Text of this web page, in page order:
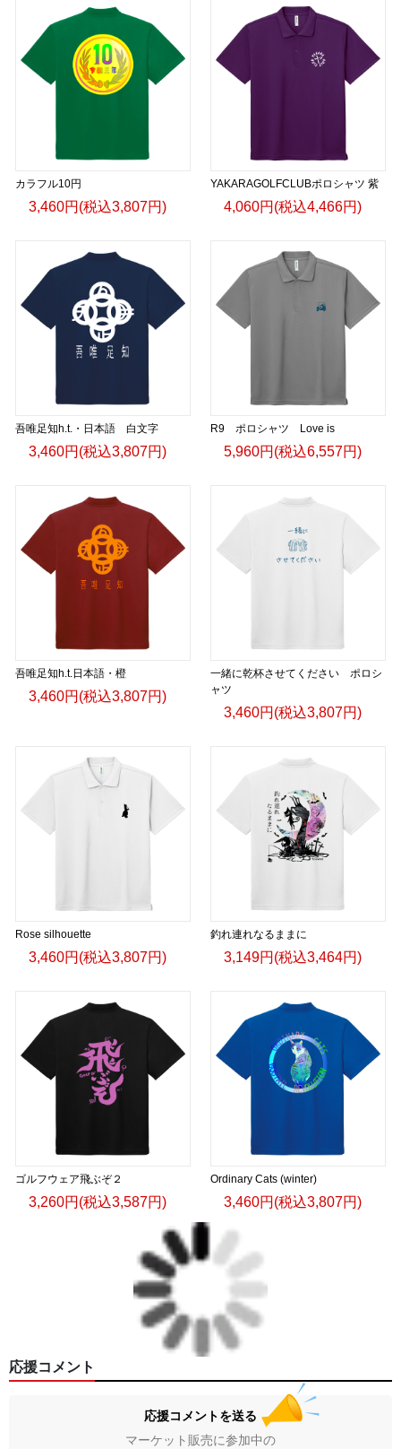
カラフル10円
3,460円(税込3,807円)
YAKARAGOLFCLUBポロシャツ 紫
4,060円(税込4,466円)
吾唯足知h.t.・日本語 白文字
3,460円(税込3,807円)
R9 ポロシャツ Love is
5,960円(税込6,557円)
吾唯足知h.t.日本語・橙
3,460円(税込3,807円)
一緒に乾杯させてください ポロシ
ャツ
3,460円(税込3,807円)
Rose silhouette
3,460円(税込3,807円)
釣れ連れなるままに
3,149円(税込3,464円)
ゴルフウェア飛ぶぞ２
3,260円(税込3,587円)
Ordinary Cats (winter)
3,460円(税込3,807円)
応援コメント
応援コメントを送る
マーケット販売に参加中の